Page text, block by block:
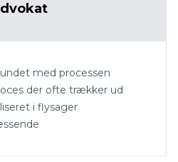
med processen
der ofte trækker ud
i flysager